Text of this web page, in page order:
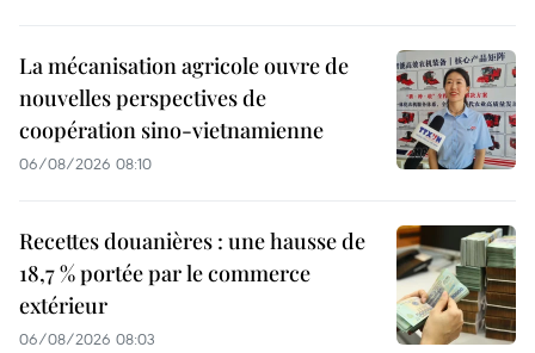
La mécanisation agricole ouvre de
nouvelles perspectives de
coopération sino-vietnamienne
06/08/2026 08:10
Recettes douanières : une hausse de
18,7 % portée par le commerce
extérieur
06/08/2026 08:03